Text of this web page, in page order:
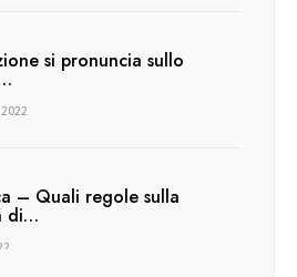
si pronuncia sullo
2022
– Quali regole sulla
di…